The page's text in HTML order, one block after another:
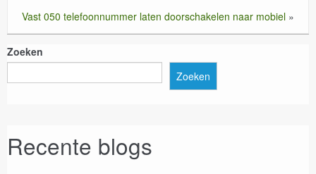
Vast 050 telefoonnummer laten doorschakelen naar mobiel »
Zoeken
Zoeken
Recente blogs